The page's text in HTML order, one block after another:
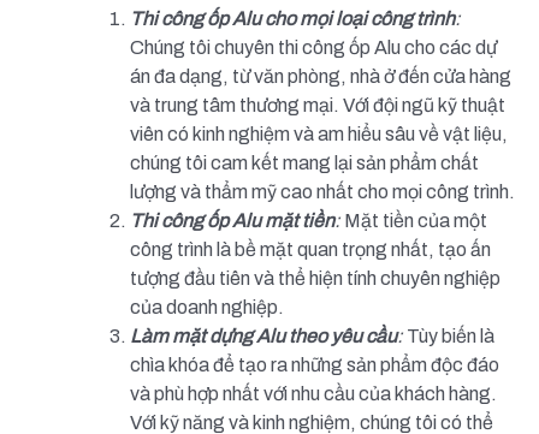
Thi công ốp Alu cho mọi loại công trình:
Chúng tôi chuyên thi công ốp Alu cho các dự
án đa dạng, từ văn phòng, nhà ở đến cửa hàng
và trung tâm thương mại. Với đội ngũ kỹ thuật
viên có kinh nghiệm và am hiểu sâu về vật liệu,
chúng tôi cam kết mang lại sản phẩm chất
lượng và thẩm mỹ cao nhất cho mọi công trình.
Thi công ốp Alu mặt tiền: Mặt tiền của một
công trình là bề mặt quan trọng nhất, tạo ấn
tượng đầu tiên và thể hiện tính chuyên nghiệp
của doanh nghiệp.
Làm mặt dựng Alu theo yêu cầu: Tùy biến là
chìa khóa để tạo ra những sản phẩm độc đáo
và phù hợp nhất với nhu cầu của khách hàng.
Với kỹ năng và kinh nghiệm, chúng tôi có thể